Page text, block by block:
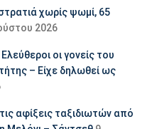
χωρίς ψωμί, 65
2026
οι γονείς του
– Είχε δηλωθεί ως
αφίξεις ταξιδιωτών από